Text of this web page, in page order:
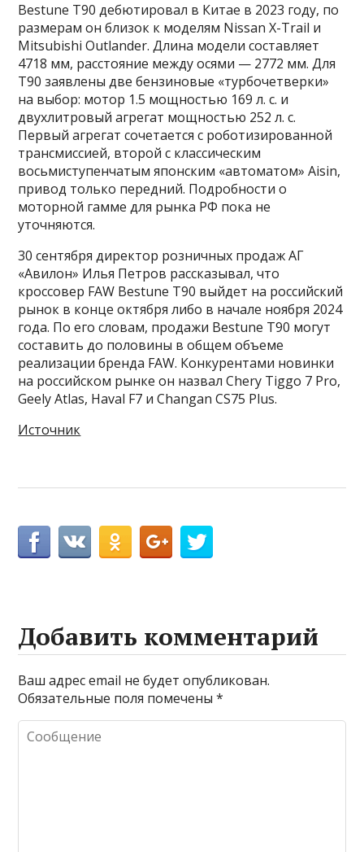
Bestune T90 дебютировал в Китае в 2023 году, по
размерам он близок к моделям Nissan X-Trail и
Mitsubishi Outlander. Длина модели составляет
4718 мм, расстояние между осями — 2772 мм. Для
T90 заявлены две бензиновые «турбочетверки»
на выбор: мотор 1.5 мощностью 169 л. с. и
двухлитровый агрегат мощностью 252 л. с.
Первый агрегат сочетается с роботизированной
трансмиссией, второй с классическим
восьмиступенчатым японским «автоматом» Aisin,
привод только передний. Подробности о
моторной гамме для рынка РФ пока не
уточняются.
30 сентября директор розничных продаж АГ
«Авилон» Илья Петров рассказывал, что
кроссовер FAW Bestune T90 выйдет на российский
рынок в конце октября либо в начале ноября 2024
года. По его словам, продажи Bestune T90 могут
составить до половины в общем объеме
реализации бренда FAW. Конкурентами новинки
на российском рынке он назвал Chery Tiggo 7 Pro,
Geely Atlas, Haval F7 и Changan CS75 Plus.
Источник
Добавить комментарий
Ваш адрес email не будет опубликован.
Обязательные поля помечены*